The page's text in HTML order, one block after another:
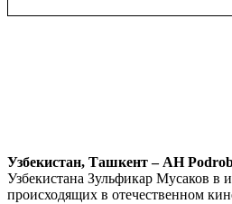
Узбекистан, Ташкент – АН
Узбекистана Зульфикар Мусаков в
происходящих в отечественном